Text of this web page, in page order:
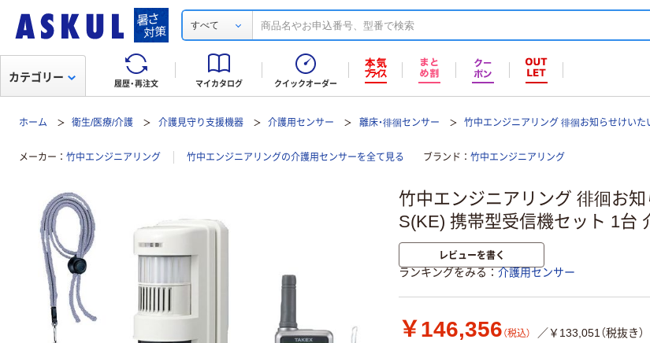
すべて
履歴・再注文 マイカタログ クイックオーダー
カテゴリー
ホーム 衛生/医療/介護 介護見守り支援機器 介護用センサー 離床・徘徊センサー 竹中エンジニアリング 徘徊お知らせけい
メーカー 竹中エンジニアリング 竹中エンジニアリングの介護用センサーを全て見る ブランド 竹中エンジニアリング
竹中エンジニアリング 徘徊お
S(KE) 携帯型受信機セット 1台
レビューを書く
ランキングをみる 介護用センサー
￥146,356 （税込） ／￥133,051（税抜き）